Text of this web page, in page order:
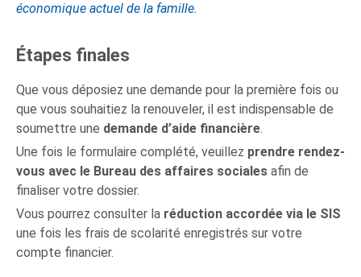
économique actuel de la famille.
Étapes finales
Que vous déposiez une demande pour la première fois ou
que vous souhaitiez la renouveler, il est indispensable de
soumettre une demande d’aide financière.
Une fois le formulaire complété, veuillez prendre rendez-
vous avec le Bureau des affaires sociales afin de
finaliser votre dossier.
Vous pourrez consulter la réduction accordée via le SIS
une fois les frais de scolarité enregistrés sur votre
compte financier.